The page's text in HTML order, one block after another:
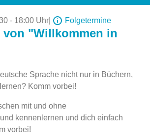
- 18:00 Uhr Folgetermine
von "Willkommen in
Sprache nicht nur in Büchern,
Komm vorbei!
mit und ohne
kennenlernen und dich einfach
vorbei!